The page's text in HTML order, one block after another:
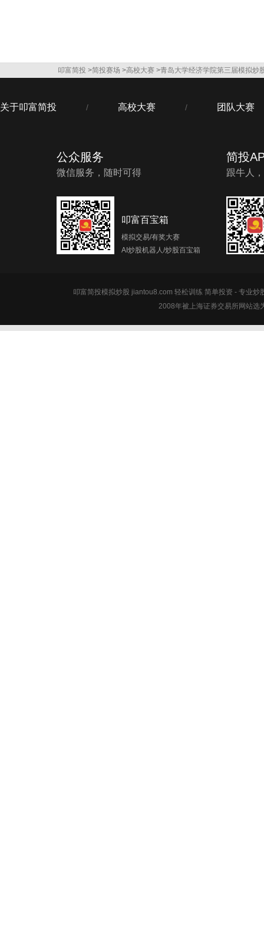
叩富简投 >简投赛场 >高校大赛 >青岛大学经济学院第三届模拟炒
关于叩富简投 / 高校大赛 / 团队大赛
公众服务
微信服务，随时可得
叩富百宝箱
模拟交易/有奖大赛
AI炒股机器人/炒股百宝箱
简投
跟牛人
叩富简投模拟炒股 jiantou8.com 轻松训练 简单投资 - 专业炒
2008年被上海证券交易所网站选